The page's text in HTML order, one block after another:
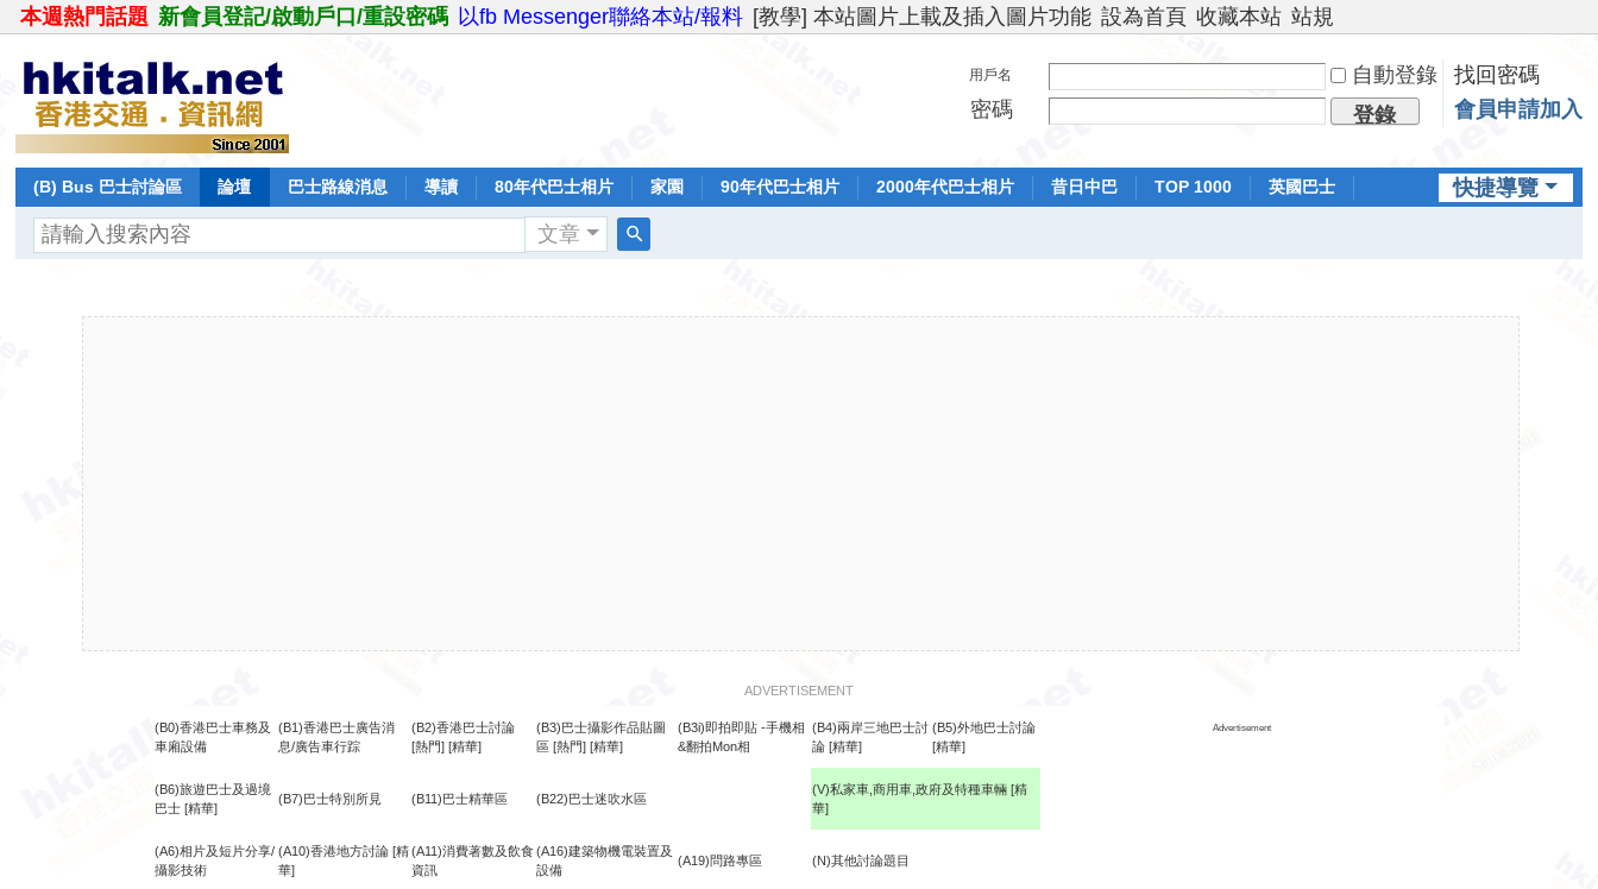
本週熱門話題 新會員登記/啟動戶口/重設密碼 以fb Messenger聯絡本站/報料 [教學] 本站圖片上載及插入圖片功能 設為首頁 收藏本站 站規
用戶名 自動登錄
找回密碼
密碼
登錄 會員申請加入
快捷導覽
(B) Bus 巴士討論區 論壇 巴士路線消息 導讀 80年代巴士相片 家園 90年代巴士相片 2000年代巴士相片 昔日中巴 TOP 1000
英國巴士
文章
ADVERTISEMENT
(B0)香港巴士車務及
車廂設備
(B1)香港巴士廣告消
息/廣告車行踪
(B2)香港巴士討論
[熱門] [精華]
(B3)巴士攝影作品貼圖
區 [熱門] [精華]
(B3i)即拍即貼 -手機相
&翻拍Mon相
(B4)兩岸三地巴士討
論 [精華]
(B5)外地巴士討論
[精華]
Advertisement
(B6)旅遊巴士及過境
巴士 [精華]
(B7)巴士特別所見 (B11)巴士精華區 (B22)巴士迷吹水區
(V)私家車,商用車,政府及特種車輛 [精
華]
(A6)相片及短片分享/
攝影技術
(A10)香港地方討論 [精
華]
(A11)消費著數及飲食
資訊
(A16)建築物機電裝置及
設備
(A19)問路專區 (N)其他討論題目